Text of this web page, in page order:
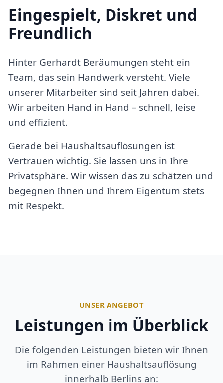
Eingespielt, Diskret und
Freundlich
Hinter Gerhardt Beräumungen steht ein
Team, das sein Handwerk versteht. Viele
unserer Mitarbeiter sind seit Jahren dabei.
Wir arbeiten Hand in Hand – schnell, leise
und effizient.
Gerade bei Haushaltsauflösungen ist
Vertrauen wichtig. Sie lassen uns in Ihre
Privatsphäre. Wir wissen das zu schätzen und
begegnen Ihnen und Ihrem Eigentum stets
mit Respekt.
UNSER ANGEBOT
Leistungen im Überblick
Die folgenden Leistungen bieten wir Ihnen
im Rahmen einer Haushaltsauflösung
innerhalb Berlins an: